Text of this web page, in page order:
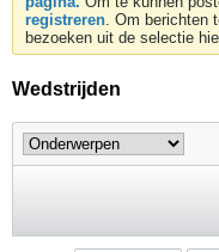
registreren. Om berichten
bezoeken uit de selectie
Wedstrijden